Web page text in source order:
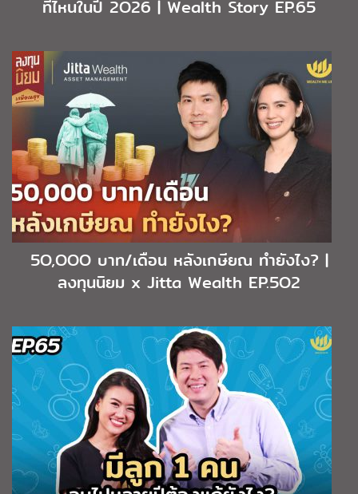
ที่ไหนในปี 2O26 | Wealth Story EP.65
5O,OOO บาท/เดือน หลังเกษียณ ทำยังไง? |
ลงทุนนิยม x Jitta Wealth EP.5O2